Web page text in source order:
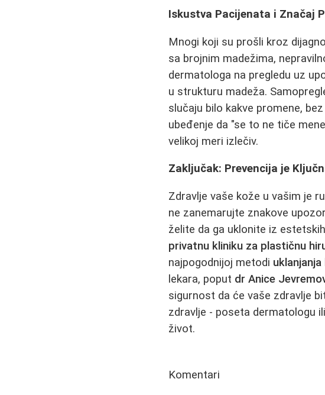
Iskustva Pacijenata i Značaj
Mnogi koji su prošli kroz
sa brojnim madežima,
dermatologa na pregledu uz
u strukturu madeža.
slučaju bilo kakve promene,
ubeđenje da "se to ne tiče
velikoj meri izlečiv.
Zaključak: Prevencija je
Zdravlje vaše kože u vašim je
ne zanemarujte znakove
želite da ga uklonite iz
privatnu kliniku za plastičnu
najpogodnijoj metodi
lekara, poput dr Anice
sigurnost da će vaše zdravlje
zdravlje - poseta dermatologu
život.
Komentari